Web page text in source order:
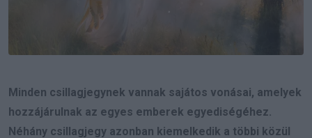
Minden csillagjegynek vannak sajátos vonásai, amelyek
hozzájárulnak az egyes emberek egyediségéhez.
Néhány csillagjegy azonban kiemelkedik a többi közül